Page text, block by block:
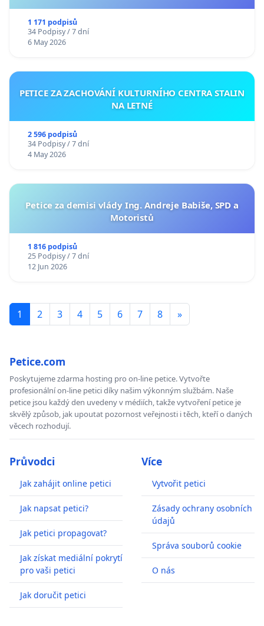
1 171 podpisů
34 Podpisy / 7 dní
6 May 2026
PETICE ZA ZACHOVÁNÍ KULTURNÍHO CENTRA STALIN
NA LETNÉ
2 596 podpisů
34 Podpisy / 7 dní
4 May 2026
Petice za demisi vlády Ing. Andreje Babiše, SPD a
Motoristů
1 816 podpisů
25 Podpisy / 7 dní
12 Jun 2026
1 2 3 4 5 6 7 8 »
Petice.com
Poskytujeme zdarma hosting pro on-line petice. Vytvořte
profesionální on-line petici díky našim výkonným službám. Naše
petice jsou každý den uvedeny v médiích, takže vytvoření petice je
skvělý způsob, jak upoutat pozornost veřejnosti i těch, kteří o daných
věcech rozhodují.
Průvodci
Jak zahájit online petici
Jak napsat petici?
Jak petici propagovat?
Jak získat mediální pokrytí
pro vaši petici
Jak doručit petici
Více
Vytvořit petici
Zásady ochrany osobních
údajů
Správa souborů cookie
O nás